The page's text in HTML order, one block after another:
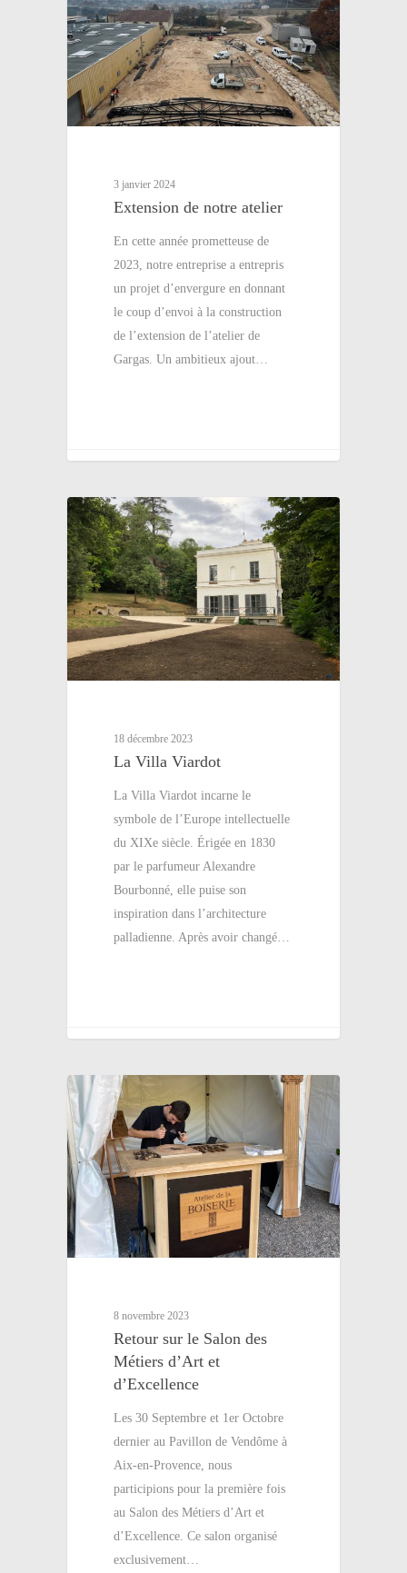
3 janvier 2024
Extension de notre atelier
En cette année prometteuse de
2023, notre entreprise a entrepris
un projet d’envergure en donnant
le coup d’envoi à la construction
de l’extension de l’atelier de
Gargas. Un ambitieux ajout…
18 décembre 2023
La Villa Viardot
La Villa Viardot incarne le
symbole de l’Europe intellectuelle
du XIXe siècle. Érigée en 1830
par le parfumeur Alexandre
Bourbonné, elle puise son
inspiration dans l’architecture
palladienne. Après avoir changé…
8 novembre 2023
Retour sur le Salon des
Métiers d’Art et
d’Excellence
Les 30 Septembre et 1er Octobre
dernier au Pavillon de Vendôme à
Aix-en-Provence, nous
participions pour la première fois
au Salon des Métiers d’Art et
d’Excellence. Ce salon organisé
exclusivement…